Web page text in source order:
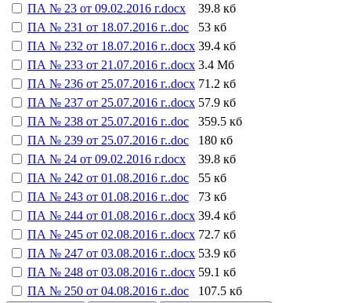
ПА № 23 от 09.02.2016 г.docx
39.8 кб
ПА № 231 от 18.07.2016 г..doc
53 кб
ПА № 232 от 18.07.2016 г..docx 39.4 кб
ПА № 233 от 21.07.2016 г..docx 3.4 Мб
ПА № 236 от 25.07.2016 г..docx 71.2 кб
ПА № 237 от 25.07.2016 г..docx 57.9 кб
ПА № 238 от 25.07.2016 г..doc
359.5 кб
ПА № 239 от 25.07.2016 г..doc
180 кб
ПА № 24 от 09.02.2016 г.docx
39.8 кб
ПА № 242 от 01.08.2016 г..doc
55 кб
ПА № 243 от 01.08.2016 г..doc
73 кб
ПА № 244 от 01.08.2016 г..docx 39.4 кб
ПА № 245 от 02.08.2016 г..docx 72.7 кб
ПА № 247 от 03.08.2016 г..docx 53.9 кб
ПА № 248 от 03.08.2016 г..docx 59.1 кб
ПА № 250 от 04.08.2016 г..doc
107.5 кб